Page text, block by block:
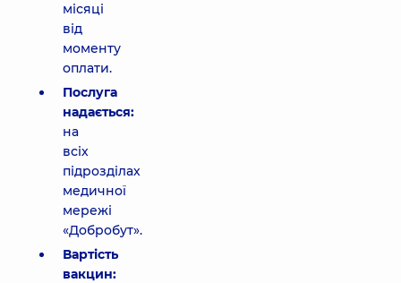
місяці
від
моменту
оплати.
Послуга
надається:
на
всіх
підрозділах
медичної
мережі
«Добробут».
Вартість
вакцин: